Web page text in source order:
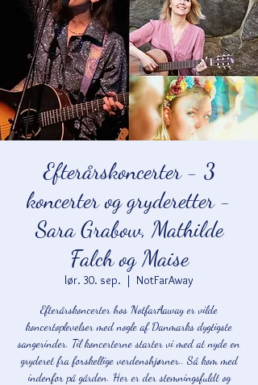
Efterårskoncerter - 3
koncerter og gryderetter -
Sara Grabow, Mathilde
Falch og Maise
lør. 30. sep.
  |
NotFarAway
Efterårskoncerter hos NotfarAaway er vilde
koncertoplevelser med nogle af Danmarks dygtigste
sangerinder. Til koncerterne starter vi med at nyde en
gryderet fra forskellige verdenshjørner.. Så kom med
indenfor på gården. Her er der stemningsfuldt og